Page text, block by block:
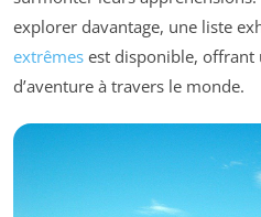
explorer davantage, une liste
extrêmes est disponible, offrant
d’aventure à travers le monde.